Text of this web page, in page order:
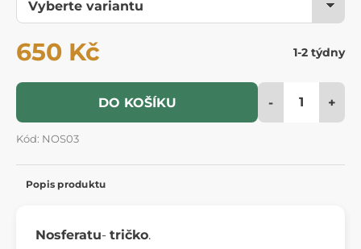
650 Kč 1-2 týdny
DO KOŠÍKU - +
Kód: NOS03
Popis produktu
Nosferatu- tričko.